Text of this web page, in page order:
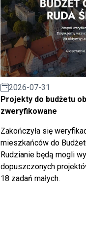
2026-07-31
Projekty do budżetu
zweryfikowane
Zakończyła się
mieszkańców do
Rudzianie będą mogli
dopuszczonych
18 zadań małych.